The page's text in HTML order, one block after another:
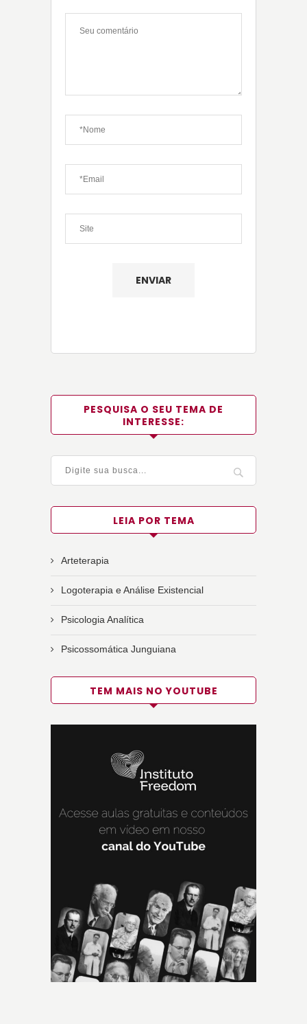
PESQUISA O SEU TEMA DE
INTERESSE:
LEIA POR TEMA
Arteterapia
Logoterapia e Análise Existencial
Psicologia Analítica
Psicossomática Junguiana
TEM MAIS NO YOUTUBE